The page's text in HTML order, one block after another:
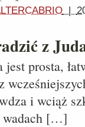
|
z
jest prosta,
i wciąż
wadach […]